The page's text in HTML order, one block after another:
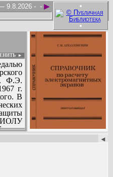
•
•
►
-
9.8.2026 -
►
Ф.Э.
г.
В
и
:
◄